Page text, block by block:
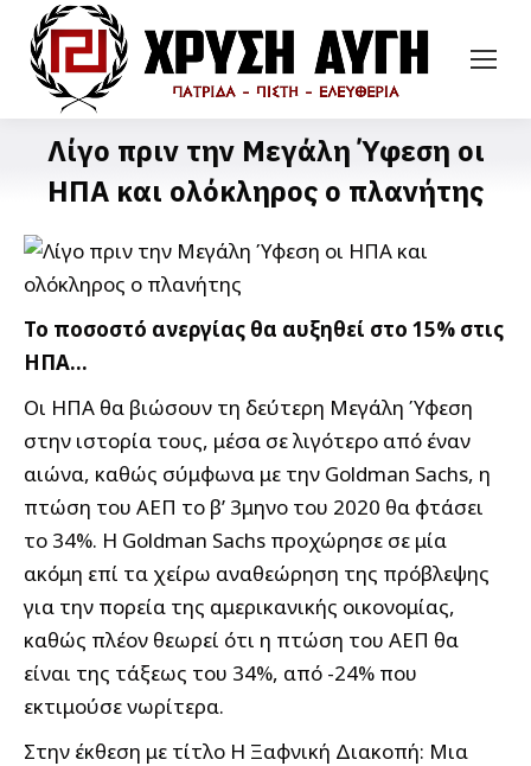
Λίγο πριν την Μεγάλη Ύφεση οι
ΗΠΑ και ολόκληρος ο πλανήτης
Το ποσοστό ανεργίας θα αυξηθεί στο 15% στις
ΗΠΑ…
Οι ΗΠΑ θα βιώσουν τη δεύτερη Μεγάλη Ύφεση
στην ιστορία τους, μέσα σε λιγότερο από έναν
αιώνα, καθώς σύμφωνα με την Goldman Sachs, η
πτώση του ΑΕΠ το β’ 3μηνο του 2020 θα φτάσει
το 34%. Η Goldman Sachs προχώρησε σε μία
ακόμη επί τα χείρω αναθεώρηση της πρόβλεψης
για την πορεία της αμερικανικής οικονομίας,
καθώς πλέον θεωρεί ότι η πτώση του ΑΕΠ θα
είναι της τάξεως του 34%, από -24% που
εκτιμούσε νωρίτερα.
Στην έκθεση με τίτλο Η Ξαφνική Διακοπή: Μια